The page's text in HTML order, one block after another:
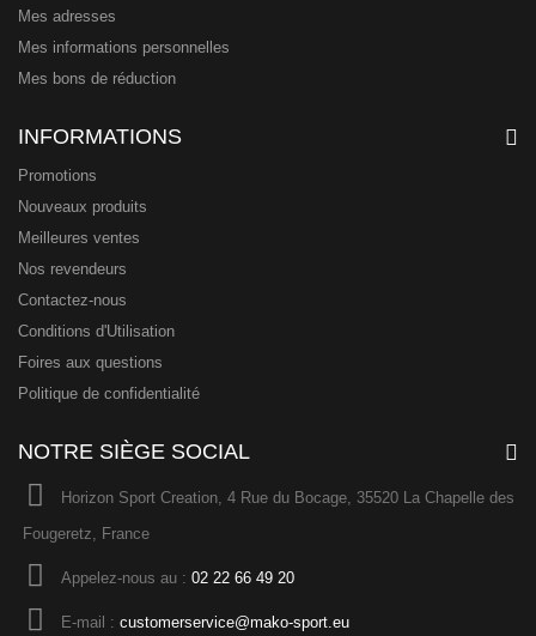
Mes adresses
Mes informations personnelles
Mes bons de réduction
INFORMATIONS
Promotions
Nouveaux produits
Meilleures ventes
Nos revendeurs
Contactez-nous
Conditions d'Utilisation
Foires aux questions
Politique de confidentialité
NOTRE SIÈGE SOCIAL
Horizon Sport Creation, 4 Rue du Bocage, 35520 La Chapelle des
Fougeretz, France
Appelez-nous au : 02 22 66 49 20
E-mail : customerservice@mako-sport.eu